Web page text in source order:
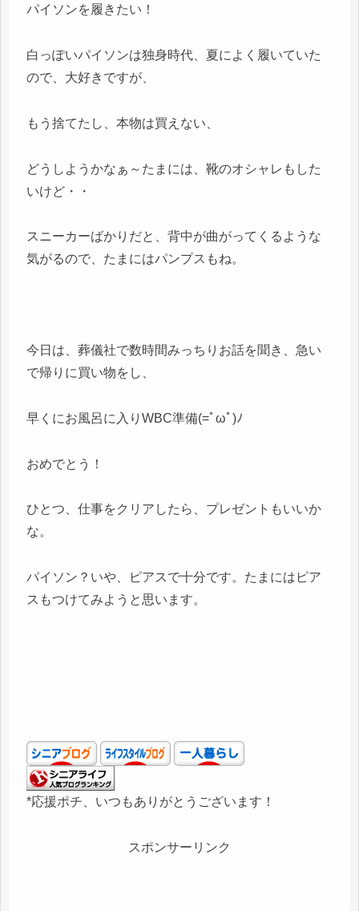
パイソンを履きたい！
白っぽいパイソンは独身時代、夏によく履いていた
ので、大好きですが、
もう捨てたし、本物は買えない、
どうしようかなぁ～たまには、靴のオシャレもした
いけど・・
スニーカーばかりだと、背中が曲がってくるような
気がるので、たまにはパンプスもね。
今日は、葬儀社で数時間みっちりお話を聞き、急い
で帰りに買い物をし、
早くにお風呂に入りWBC準備(=ﾟωﾟ)ﾉ
おめでとう！
ひとつ、仕事をクリアしたら、プレゼントもいいか
な。
パイソン？いや、ピアスで十分です。たまにはピア
スもつけてみようと思います。
*応援ポチ、いつもありがとうございます！
スポンサーリンク